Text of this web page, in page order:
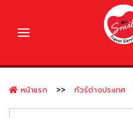
หน้าแรก ทัวร์ต่างประเทศ